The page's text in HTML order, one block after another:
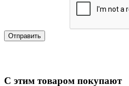
Отправить
С этим товаром покупают